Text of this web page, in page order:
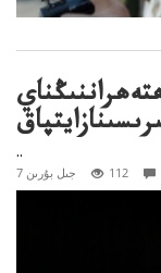
..
7 جىل بۇرىن 112